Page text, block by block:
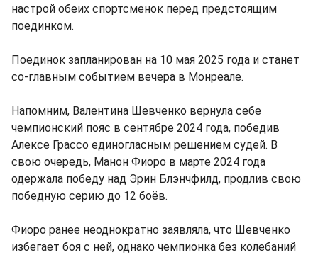
настрой обеих спортсменок перед предстоящим
поединком.
Поединок запланирован на 10 мая 2025 года и станет
со-главным событием вечера в Монреале.
Напомним, Валентина Шевченко вернула себе
чемпионский пояс в сентябре 2024 года, победив
Алексe Грассо единогласным решением судей. В
свою очередь, Манон Фиоро в марте 2024 года
одержала победу над Эрин Блэнчфилд, продлив свою
победную серию до 12 боёв.
Фиоро ранее неоднократно заявляла, что Шевченко
избегает боя с ней, однако чемпионка без колебаний